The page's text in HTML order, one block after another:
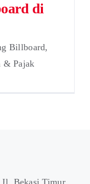
di
Billboard,
& Pajak
Bekasi Timur